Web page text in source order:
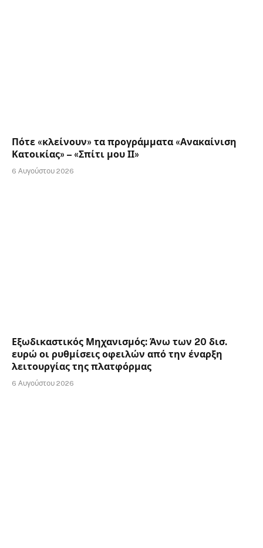
Πότε «κλείνουν» τα προγράμματα «Ανακαίνιση
Κατοικίας» – «Σπίτι μου ΙΙ»
6 Αυγούστου 2026
Εξωδικαστικός Μηχανισμός: Άνω των 20 δισ.
ευρώ οι ρυθμίσεις οφειλών από την έναρξη
λειτουργίας της πλατφόρμας
6 Αυγούστου 2026